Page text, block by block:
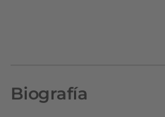
Biografía